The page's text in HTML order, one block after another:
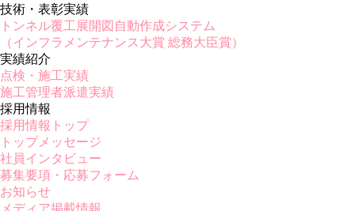
技術・表彰実績
トンネル覆工展開図自動作成システム
（インフラメンテナンス大賞 総務大臣賞）
実績紹介
点検・施工実績
施工管理者派遣実績
採用情報
採用情報トップ
トップメッセージ
社員インタビュー
募集要項・応募フォーム
お知らせ
メディア掲載情報